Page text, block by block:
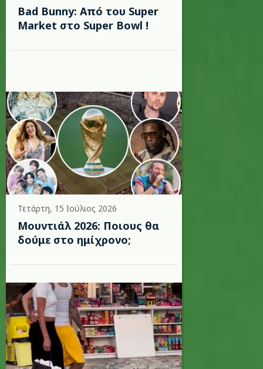
Bad Bunny: Από του Super
Market στο Super Bowl !
Τετάρτη, 15 Ιούλιος 2026
Μουντιάλ 2026: Ποιους θα
δούμε στο ημίχρονο;